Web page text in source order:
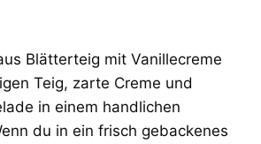
Blätterteig mit Vanillecreme
Teig, zarte Creme und
in einem handlichen
du in ein frisch gebackenes